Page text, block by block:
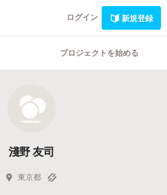
ログイン 新規登録
プロジェクトを始める
淺野 友司
東京都